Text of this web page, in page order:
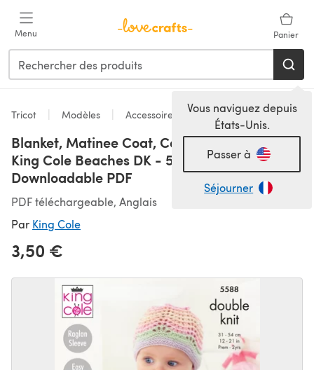
Menu Panier
Vous naviguez depuis
États-Unis.
Passer à
Séjourner
Tricot Modèles Accessoires
Blanket, Matinee Coat, Cardigan & Hat in
King Cole Beaches DK - 5588 -
Downloadable PDF
PDF téléchargeable, Anglais
Par King Cole
3,50 €